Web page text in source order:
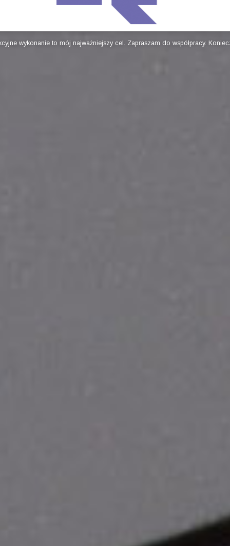
to mój najważniejszy cel. Zapraszam do współpracy. Koniecznie